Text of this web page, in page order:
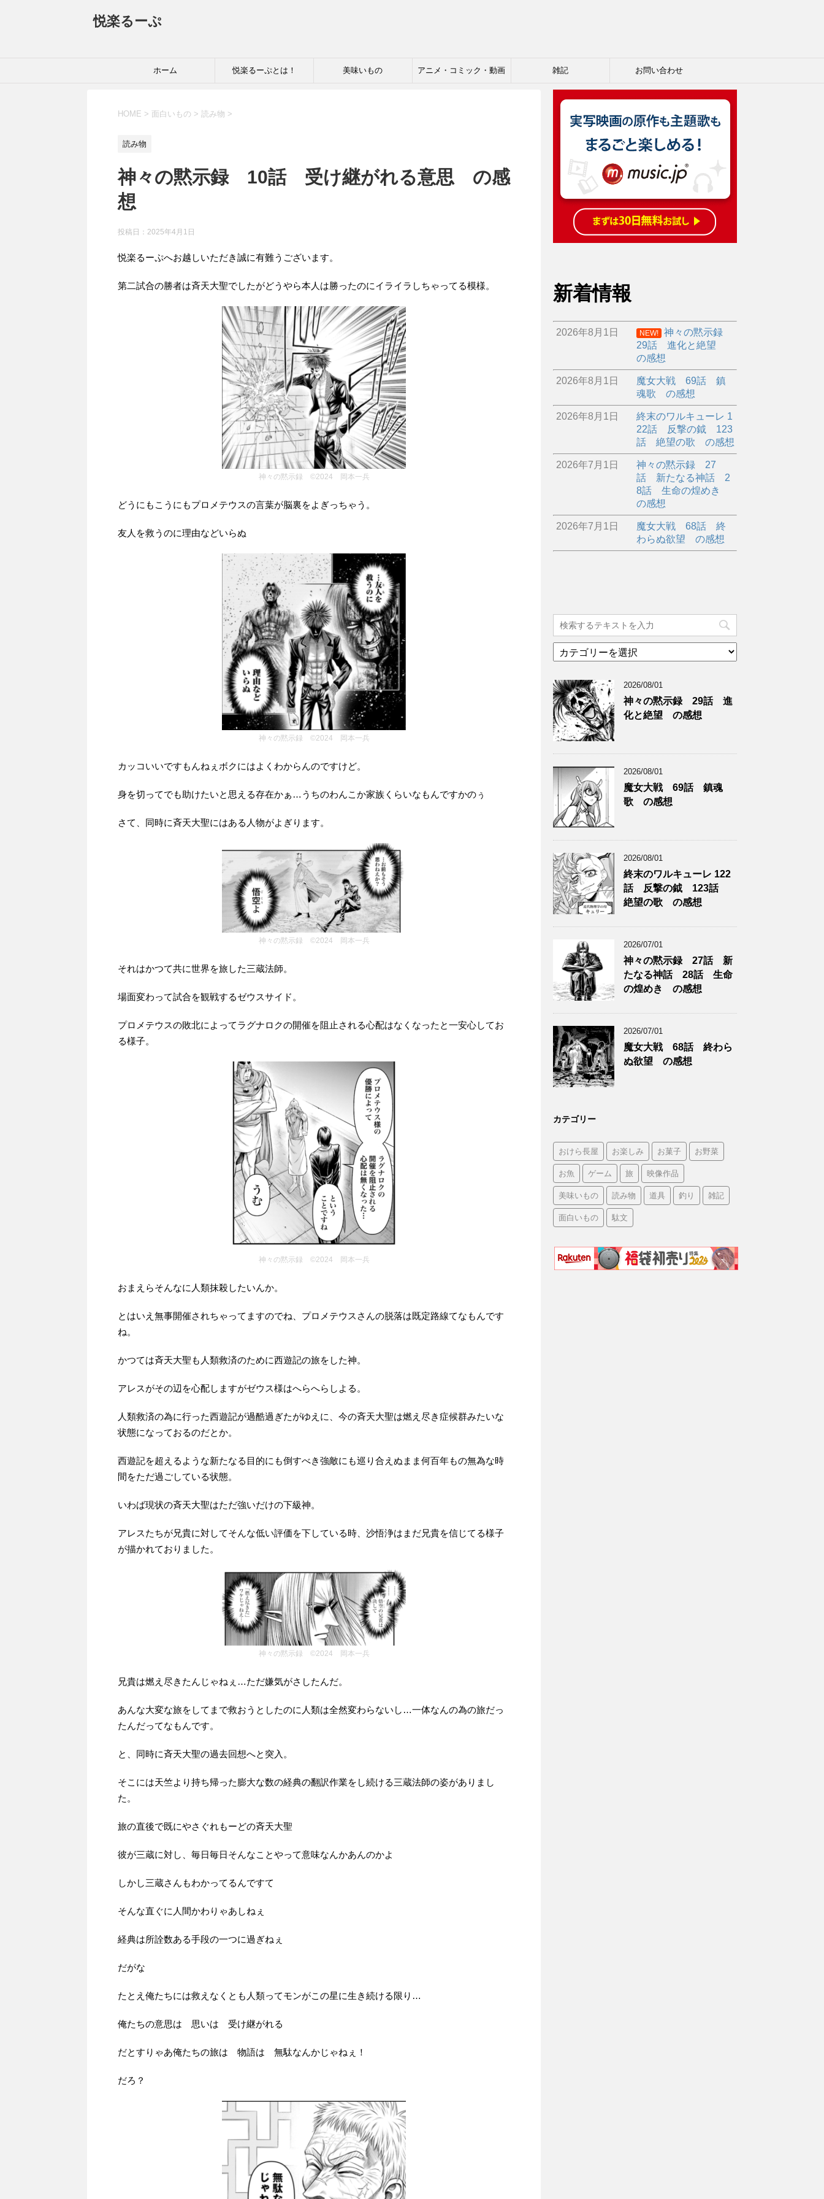
悦楽るーぷ
ホーム 悦楽るーぷとは！ 美味いもの アニメ・コミック・動画 雑記 お問い合わせ
HOME > 面白いもの > 読み物 >
読み物
神々の黙示録 10話 受け継がれる意思 の感
想
投稿日： 2025年4月1日
悦楽るーぷへお越しいただき誠に有難うございます。
第二試合の勝者は斉天大聖でしたがどうやら本人は勝ったのにイライラしちゃってる模様。
神々の黙示録 ©2024 岡本一兵
どうにもこうにもプロメテウスの言葉が脳裏をよぎっちゃう。
友人を救うのに理由などいらぬ
神々の黙示録 ©2024 岡本一兵
カッコいいですもんねぇボクにはよくわからんのですけど。
身を切ってでも助けたいと思える存在かぁ…うちのわんこか家族くらいなもんですかのぅ
さて、同時に斉天大聖にはある人物がよぎります。
神々の黙示録 ©2024 岡本一兵
それはかつて共に世界を旅した三蔵法師。
場面変わって試合を観戦するゼウスサイド。
プロメテウスの敗北によってラグナロクの開催を阻止される心配はなくなったと一安心してお
る様子。
神々の黙示録 ©2024 岡本一兵
おまえらそんなに人類抹殺したいんか。
とはいえ無事開催されちゃってますのでね、プロメテウスさんの脱落は既定路線てなもんです
ね。
かつては斉天大聖も人類救済のために西遊記の旅をした神。
アレスがその辺を心配しますがゼウス様はへらへらしよる。
人類救済の為に行った西遊記が過酷過ぎたがゆえに、今の斉天大聖は燃え尽き症候群みたいな
状態になっておるのだとか。
西遊記を超えるような新たなる目的にも倒すべき強敵にも巡り合えぬまま何百年もの無為な時
間をただ過ごしている状態。
いわば現状の斉天大聖はただ強いだけの下級神。
アレスたちが兄貴に対してそんな低い評価を下している時、沙悟浄はまだ兄貴を信じてる様子
が描かれておりました。
神々の黙示録 ©2024 岡本一兵
兄貴は燃え尽きたんじゃねぇ…ただ嫌気がさしたんだ。
あんな大変な旅をしてまで救おうとしたのに人類は全然変わらないし…一体なんの為の旅だっ
たんだってなもんです。
と、同時に斉天大聖の過去回想へと突入。
そこには天竺より持ち帰った膨大な数の経典の翻訳作業をし続ける三蔵法師の姿がありまし
た。
旅の直後で既にやさぐれもーどの斉天大聖
彼が三蔵に対し、毎日毎日そんなことやって意味なんかあんのかよ
しかし三蔵さんもわかってるんですて
そんな直ぐに人間かわりゃあしねぇ
経典は所詮数ある手段の一つに過ぎねぇ
だがな
たとえ俺たちには救えなくとも人類ってモンがこの星に生き続ける限り…
俺たちの意思は 思いは 受け継がれる
だとすりゃあ俺たちの旅は 物語は 無駄なんかじゃねぇ！
だろ？
新着情報
2026年8月1日 NEW!
神々の黙示録
29話 進化と絶望
の感想
2026年8月1日
魔女大戦 69話 鎮
魂歌 の感想
2026年8月1日
終末のワルキューレ 1
22話 反撃の鉞 123
話 絶望の歌 の感想
2026年7月1日
神々の黙示録 27
話 新たなる神話 2
8話 生命の煌めき
の感想
2026年7月1日
魔女大戦 68話 終
わらぬ欲望 の感想
テ
リ
ー
2026/08/01
神々の黙示録 29話 進
化と絶望 の感想
2026/08/01
魔女大戦 69話 鎮魂
歌 の感想
2026/08/01
終末のワルキューレ 122
話 反撃の鉞 123話
絶望の歌 の感想
2026/07/01
神々の黙示録 27話 新
たなる神話 28話 生命
の煌めき の感想
2026/07/01
魔女大戦 68話 終わら
ぬ欲望 の感想
カテゴリー
おけら長屋 お楽しみ お菓子 お野菜
お魚 ゲーム 旅 映像作品
美味いもの 読み物 道具 釣り 雑記
面白いもの 駄文